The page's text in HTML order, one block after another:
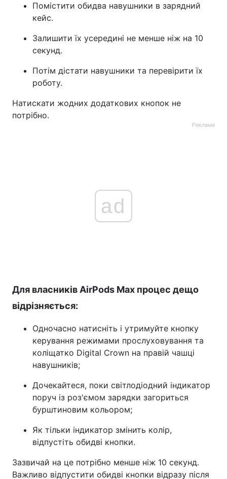
Помістити обидва навушники в зарядний
кейс.
Залишити їх усередині не менше ніж на 10
секунд.
Потім дістати навушники та перевірити їх
роботу.
Натискати жодних додаткових кнопок не
потрібно.
Реклама
ad
Для власників AirPods Max процес дещо
відрізняється:
Одночасно натисніть і утримуйте кнопку
керування режимами прослуховування та
коліщатко Digital Crown на правій чашці
навушників;
Дочекайтеся, поки світлодіодний індикатор
поруч із роз'ємом зарядки загориться
бурштиновим кольором;
Як тільки індикатор змінить колір,
відпустіть обидві кнопки.
Зазвичай на це потрібно менше ніж 10 секунд.
Важливо відпустити обидві кнопки відразу після